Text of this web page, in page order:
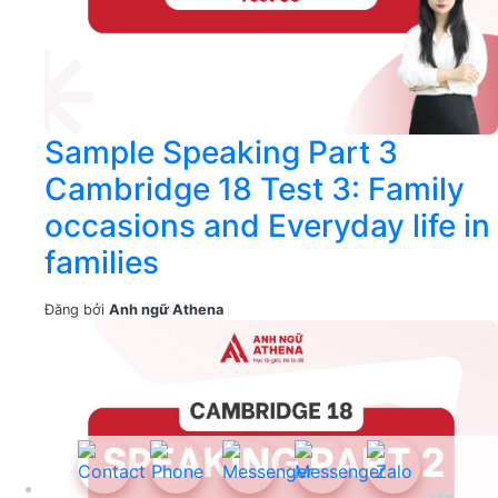
Sample Speaking Part 3
Cambridge 18 Test 3: Family
occasions and Everyday life in
families
Đăng bởi Anh ngữ Athena